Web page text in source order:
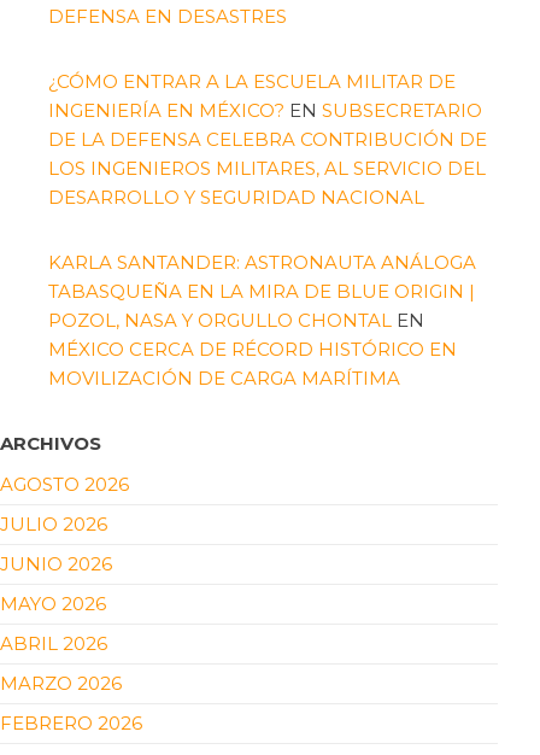
DEFENSA EN DESASTRES
¿CÓMO ENTRAR A LA ESCUELA MILITAR DE
INGENIERÍA EN MÉXICO? EN SUBSECRETARIO
DE LA DEFENSA CELEBRA CONTRIBUCIÓN DE
LOS INGENIEROS MILITARES, AL SERVICIO DEL
DESARROLLO Y SEGURIDAD NACIONAL
KARLA SANTANDER: ASTRONAUTA ANÁLOGA
TABASQUEÑA EN LA MIRA DE BLUE ORIGIN |
POZOL, NASA Y ORGULLO CHONTAL EN
MÉXICO CERCA DE RÉCORD HISTÓRICO EN
MOVILIZACIÓN DE CARGA MARÍTIMA
ARCHIVOS
AGOSTO 2026
JULIO 2026
JUNIO 2026
MAYO 2026
ABRIL 2026
MARZO 2026
FEBRERO 2026